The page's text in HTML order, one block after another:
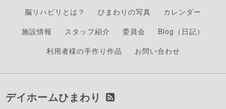
脳リハビリとは？
ひまわりの写真
カレンダー
施設情報
スタッフ紹介 委員会
Blog（日記）
利用者様の手作り作品
お問い合わせ
デイホームひまわり